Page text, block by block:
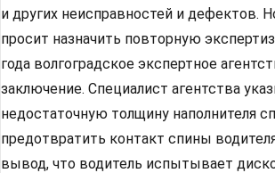
и других неисправностей и дефектов.
просит назначить повторную
года волгоградское экспертное
заключение. Специалист агентства
недостаточную толщину наполнителя
предотвратить контакт спины
вывод, что водитель испытывает